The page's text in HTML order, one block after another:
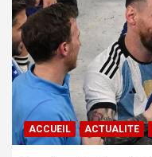
ACCUEIL ACTUALITE